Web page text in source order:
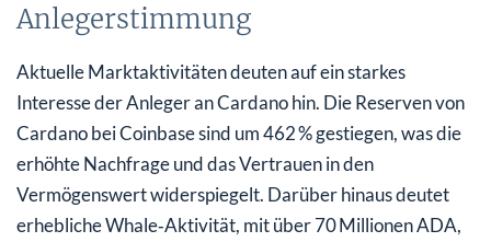
Anlegerstimmung
Aktuelle Marktaktivitäten deuten auf ein starkes
Interesse der Anleger an Cardano hin. Die Reserven von
Cardano bei Coinbase sind um 462 % gestiegen, was die
erhöhte Nachfrage und das Vertrauen in den
Vermögenswert widerspiegelt. Darüber hinaus deutet
erhebliche Whale‑Aktivität, mit über 70 Millionen ADA,